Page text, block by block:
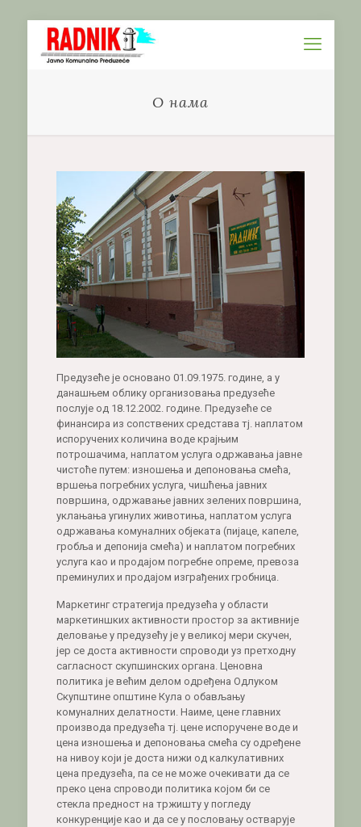
О нама
Предузеће је основано 01.09.1975. године, а у
данашњем облику организовања предузеће
послује од 18.12.2002. године. Предузеће се
финансира из сопствених средстава тј. наплатом
испоручених количина воде крајњим
потрошачима, наплатом услуга одржавања јавне
чистоће путем: изношења и депоновања смећа,
вршења погребних услуга, чишћења јавних
површина, одржавање јавних зелених површина,
уклањања угинулих животиња, наплатом услуга
одржавања комуналних објеката (пијаце, капеле,
гробља и депонија смећа) и наплатом погребних
услуга као и продајом погребне опреме, превоза
преминулих и продајом изграђених гробница.
Маркетинг стратегија предузећа у области
маркетиншких активности простор за активније
деловање у предузећу је у великој мери скучен,
јер се доста активности спроводи уз претходну
сагласност скупшинских органа. Ценовна
политика је већим делом одређена Одлуком
Скупштине општине Кула о обављању
комуналних делатности. Наиме, цене главних
производа предузећа тј. цене испоручене воде и
цена изношења и депоновања смећа су одређене
на нивоу који је доста нижи од калкулативних
цена предузећа, па се не може очекивати да се
преко цена спроводи политика којом би се
стекла предност на тржишту у погледу
конкуренције као и да се у пословању остварује